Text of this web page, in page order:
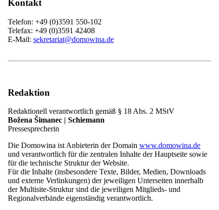
Aktuelles
Geschichte
Regionalverbände und Mitgliedsvereine
Aktuelles
Veranstaltungen
Stellenangebote
Presse
Übersicht: Domowina
Geschichte
Programm
Mitglieder
Übersicht: Mitglieder
Unsere Struktur
Mitglied werden
Kontakt
Telefon: +49 (0)3591 550-102
Telefax: +49 (0)3591 42408
E-Mail: sekretariat@domowina.de
Redaktion
Redaktionell verantwortlich gemäß § 18 Abs. 2 MStV
Božena Šimanec | Schiemann
Pressesprecherin
Die Domowina ist Anbieterin der Domain www.domowina.de
und verantwortlich für die zentralen Inhalte der Hauptseite sowie
für die technische Struktur der Website.
Für die Inhalte (insbesondere Texte, Bilder, Medien, Downloads
und externe Verlinkungen) der jeweiligen Unterseiten innerhalb
der Multisite-Struktur sind die jeweiligen Mitglieds- und
Regionalverbände eigenständig verantwortlich.